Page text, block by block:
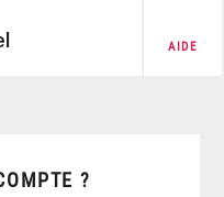
AIDE
?